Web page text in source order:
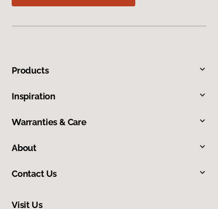
Products
Inspiration
Warranties & Care
About
Contact Us
Visit Us